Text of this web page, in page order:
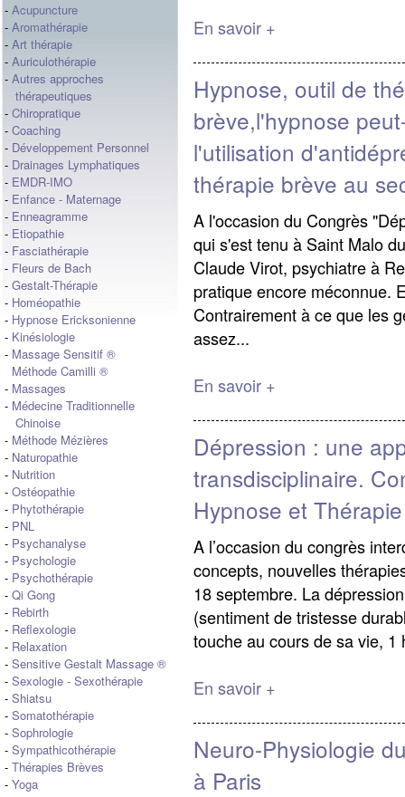
- Acupuncture
- Aromathérapie
- Art thérapie
- Auriculothérapie
- Autres approches
thérapeutiques
- Chiropratique
- Coaching
- Développement Personnel
- Drainages Lymphatiques
- EMDR-IMO
- Enfance - Maternage
- Enneagramme
- Etiopathie
- Fasciathérapie
- Fleurs de Bach
- Gestalt-Thérapie
- Homéopathie
- Hypnose Ericksonienne
- Kinésiologie
- Massage Sensitif ®
Méthode Camilli ®
- Massages
- Médecine Traditionnelle
Chinoise
- Méthode Mézières
- Naturopathie
- Nutrition
- Ostéopathie
- Phytothérapie
- PNL
- Psychanalyse
- Psychologie
- Psychothérapie
- Qi Gong
- Rebirth
- Reflexologie
- Relaxation
- Sensitive Gestalt Massage ®
- Sexologie - Sexothérapie
- Shiatsu
- Somatothérapie
- Sophrologie
- Sympathicothérapie
- Thérapies Brèves
- Yoga
En savoir +
Hypnose, outil de
brève,l'hypnose
l'utilisation
thérapie brève au
A l'occasion du Congrès
qui s'est tenu à Saint Malo
Claude Virot, psychiatre à
pratique encore méconnue.
Contrairement à ce que les
assez...
En savoir +
Dépression : une
transdisciplinaire.
Hypnose et
A l’occasion du congrès
concepts, nouvelles
18 septembre. La
(sentiment de tristesse
touche au cours de sa vie,
En savoir +
Neuro-Physiologie
à Paris